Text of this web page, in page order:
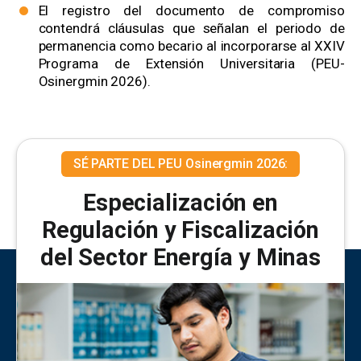
El registro del documento de compromiso
contendrá cláusulas que señalan el periodo de
permanencia como becario al incorporarse al XXIV
Programa de Extensión Universitaria (PEU-
Osinergmin 2026).
SÉ PARTE DEL PEU Osinergmin 2026:
Especialización en
Regulación y Fiscalización
del Sector Energía y Minas